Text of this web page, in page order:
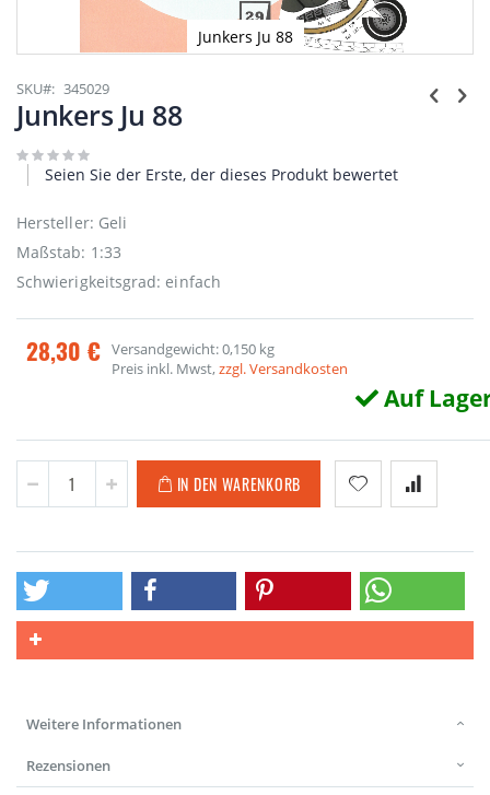
Junkers Ju 88
Anfang
der
Bildgalerie
SKU 345029
Junkers Ju 88
Seien Sie der Erste, der dieses Produkt bewertet
Hersteller: Geli
Maßstab: 1:33
Schwierigkeitsgrad: einfach
28,30 € Versandgewicht: 0,150 kg
Preis inkl. Mwst,zzgl. Versandkosten
Auf
IN DEN WARENKORB
Weitere Informationen
Rezensionen